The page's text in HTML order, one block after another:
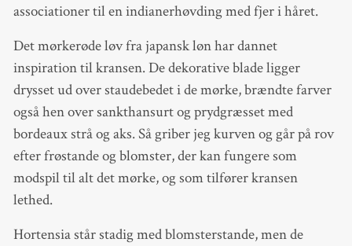
associationer til en indianerhøvding med fjer i håret.
Det mørkerøde løv fra japansk løn har dannet
inspiration til kransen. De dekorative blade ligger
drysset ud over staudebedet i de mørke, brændte farver
også hen over sankthansurt og prydgræsset med
bordeaux strå og aks. Så griber jeg kurven og går på rov
efter frøstande og blomster, der kan fungere som
modspil til alt det mørke, og som tilfører kransen
lethed.
Hortensia står stadig med blomsterstande, men de